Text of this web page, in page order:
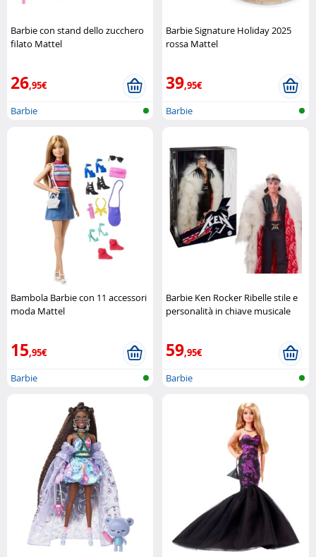
Barbie con stand dello zucchero
filato Mattel
26,95€
Barbie
Barbie Signature Holiday 2025
rossa Mattel
39,95€
Barbie
Bambola Barbie con 11 accessori
moda Mattel
15,95€
Barbie
Barbie Ken Rocker Ribelle stile e
personalità in chiave musicale
59,95€
Barbie